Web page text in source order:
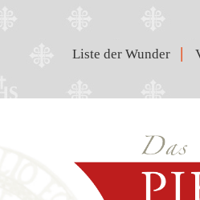
Liste der Wunder |